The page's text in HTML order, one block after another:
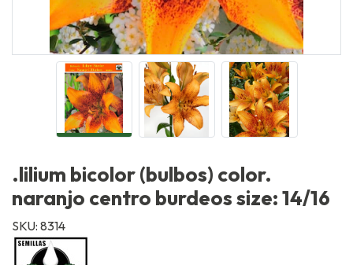
.lilium bicolor (bulbos) color.
naranjo centro burdeos size: 14/16
SKU: 8314